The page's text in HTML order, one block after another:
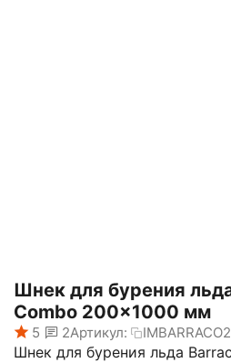
Шнек для бурения
Combo 200x1000 мм
5 2Артикул:
Шнек для бурения льда